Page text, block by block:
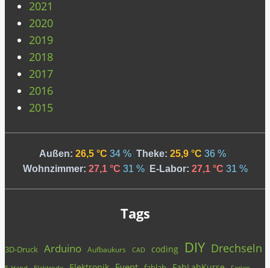
2021
2020
2019
2018
2017
2016
2015
Außen: 26,5 °C 34 % Theke: 25,9 °C 36 %
Wohnzimmer: 27,1 °C 31 % E-Labor: 27,1 °C 31 %
Tags
3D-Druck Arduino Aufbaukurs CAD coding DIY Drechseln